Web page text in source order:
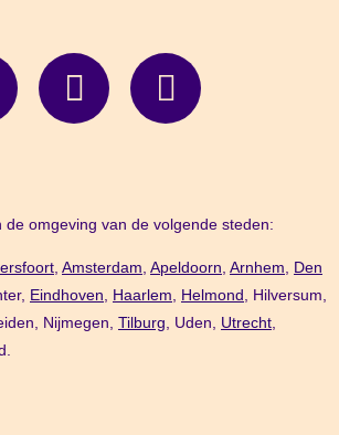
de omgeving van de volgende steden:
Amsterdam Apeldoorn Arnhem
Den
Eindhoven Haarlem Helmond , Hilversum,
Nijmegen, Tilburg , Uden, Utrecht